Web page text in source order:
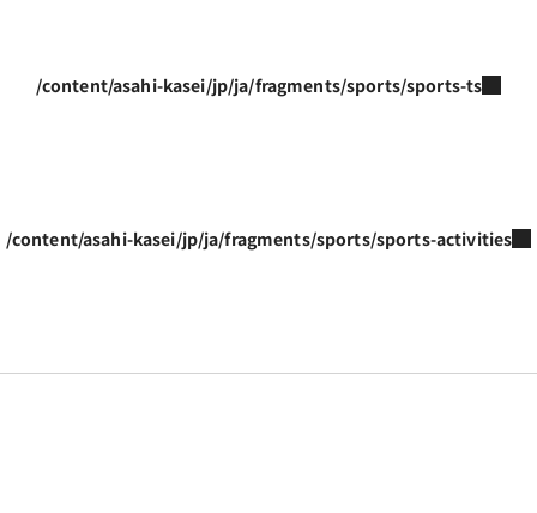
/content/asahi-kasei/jp/ja/fragments/sports/sports-ts
/content/asahi-kasei/jp/ja/fragments/sports/sports-activities